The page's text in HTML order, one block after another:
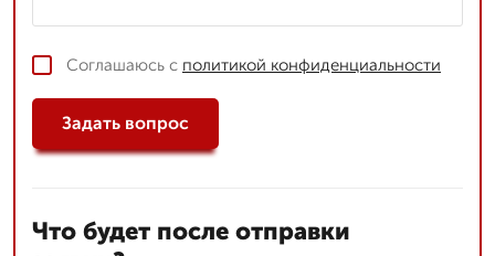
Соглашаюсь с политикой конфиденциальности
Задать вопрос
Что будет после отправки